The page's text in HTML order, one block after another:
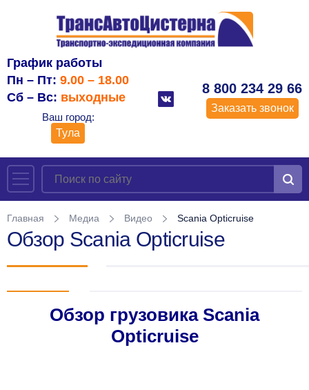
График работы
Пн – Пт: 9.00 – 18.00
Сб – Вс: выходные
Ваш город:
Тула
8 800 234 29 66
Заказать звонок
Главная Медиа Видео Scania Opticruise
Обзор Scania Opticruise
Обзор грузовика Scania
Opticruise